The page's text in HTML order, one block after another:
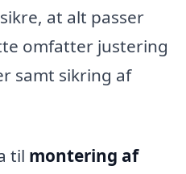
at alt passer
omfatter justering
samt sikring af
til montering af